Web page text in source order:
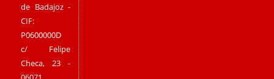
de Badajoz -
CIF:
P0600000D
c/ Felipe
Checa, 23 -